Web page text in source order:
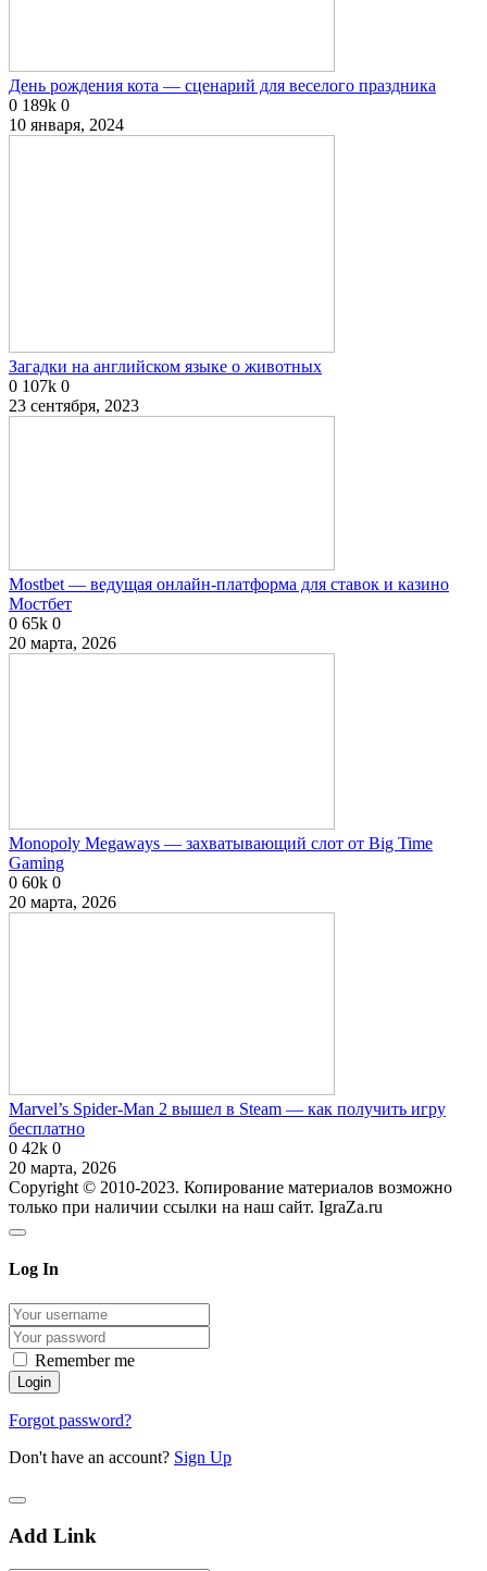
День рождения кота — сценарий для веселого праздника
0 189k 0
10 января, 2024
Загадки на английском языке о животных
0 107k 0
23 сентября, 2023
Mostbet — ведущая онлайн-платформа для ставок и казино
Мостбет
0 65k 0
20 марта, 2026
Monopoly Megaways — захватывающий слот от Big Time
Gaming
0 60k 0
20 марта, 2026
Marvel’s Spider-Man 2 вышел в Steam — как получить игру
бесплатно
0 42k 0
20 марта, 2026
Copyright © 2010-2023. Копирование материалов возможно
только при наличии ссылки на наш сайт. IgraZa.ru
Log In
Remember me
Forgot password?
Don't have an account? Sign Up
Add Link